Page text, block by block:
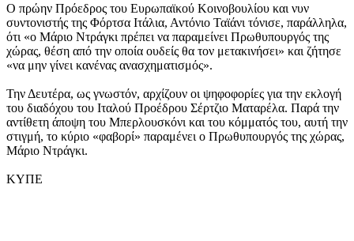
Ο πρώην Πρόεδρος του Ευρωπαϊκού Κοινοβουλίου και νυν
συντονιστής της Φόρτσα Ιτάλια, Αντόνιο Ταϊάνι τόνισε, παράλληλα,
ότι «ο Μάριο Ντράγκι πρέπει να παραμείνει Πρωθυπουργός της
χώρας, θέση από την οποία ουδείς θα τον μετακινήσει» και ζήτησε
«να μην γίνει κανένας ανασχηματισμός».
Την Δευτέρα, ως γνωστόν, αρχίζουν οι ψηφοφορίες για την εκλογή
του διαδόχου του Ιταλού Προέδρου Σέρτζιο Ματαρέλα. Παρά την
αντίθετη άποψη του Μπερλουσκόνι και του κόμματός του, αυτή την
στιγμή, το κύριο «φαβορί» παραμένει ο Πρωθυπουργός της χώρας,
Μάριο Ντράγκι.
ΚΥΠΕ